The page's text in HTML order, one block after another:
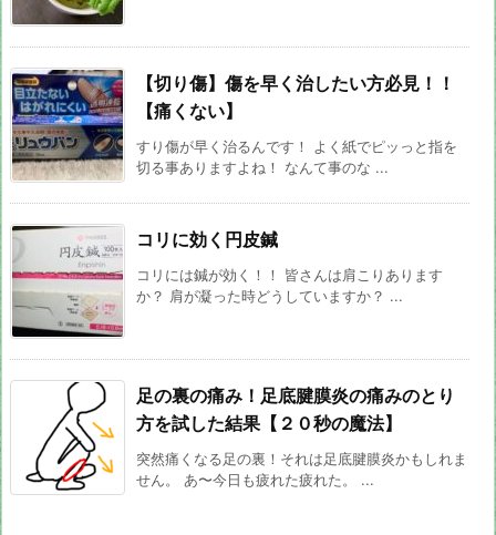
【切り傷】傷を早く治したい方必見！！
【痛くない】
すり傷が早く治るんです！ よく紙でピッっと指を
切る事ありますよね！ なんて事のな ...
コリに効く円皮鍼
コリには鍼が効く！！ 皆さんは肩こりあります
か？ 肩が凝った時どうしていますか？ ...
足の裏の痛み！足底腱膜炎の痛みのとり
方を試した結果【２０秒の魔法】
突然痛くなる足の裏！それは足底腱膜炎かもしれま
せん。 あ〜今日も疲れた疲れた。 ...